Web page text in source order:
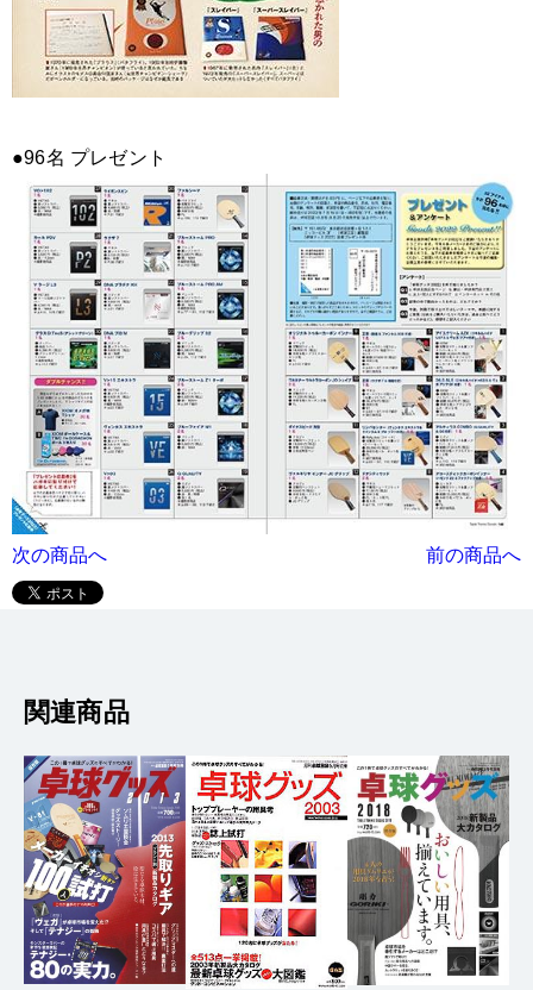
●96名 プレゼント
次の商品へ 前の商品へ
関連商品